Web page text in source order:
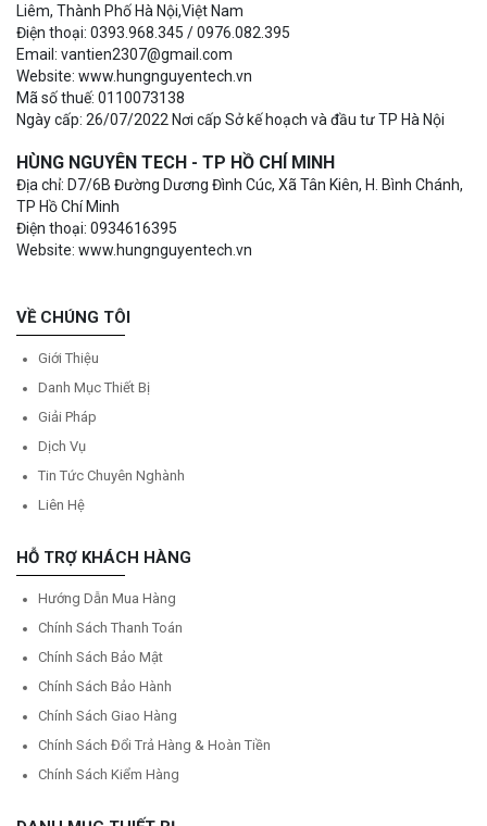
Liêm, Thành Phố Hà Nội,Việt Nam
Điện thoại: 0393.968.345 / 0976.082.395
Email: vantien2307@gmail.com
Website: www.hungnguyentech.vn
Mã số thuế: 0110073138
Ngày cấp: 26/07/2022 Nơi cấp Sở kế hoạch và đầu tư TP Hà Nội
HÙNG NGUYÊN TECH - TP HỒ CHÍ MINH
Địa chỉ: D7/6B Đường Dương Đình Cúc, Xã Tân Kiên, H. Bình Chánh,
TP Hồ Chí Minh
Điện thoại: 0934616395
Website: www.hungnguyentech.vn
VỀ CHÚNG TÔI
Giới Thiệu
Danh Mục Thiết Bị
Giải Pháp
Dịch Vụ
Tin Tức Chuyên Nghành
Liên Hệ
HỖ TRỢ KHÁCH HÀNG
Hướng Dẫn Mua Hàng
Chính Sách Thanh Toán
Chính Sách Bảo Mật
Chính Sách Bảo Hành
Chính Sách Giao Hàng
Chính Sách Đổi Trả Hàng & Hoàn Tiền
Chính Sách Kiểm Hàng